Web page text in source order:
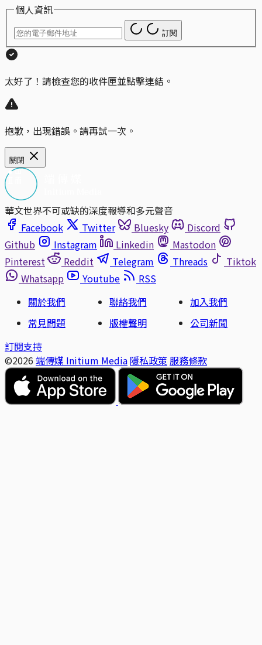
個人資訊
訂閱
太好了！請檢查您的收件匣並點擊連結。
抱歉，出現錯誤。請再試一次。
關閉
華文世界不可或缺的深度報導和多元聲音
Facebook
Twitter Bluesky
Discord
Github
Instagram Linkedin
Mastodon
Pinterest
Reddit Telegram Threads
Tiktok
Whatsapp
Youtube
RSS
關於我們
聯絡我們
加入我們
常見問題
版權聲明
公司新聞
訂閱支持
©2026 端傳媒 Initium Media 隱私政策 服務條款